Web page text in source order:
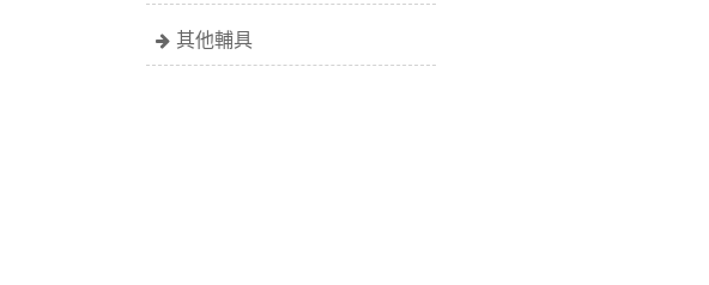
其他輔具